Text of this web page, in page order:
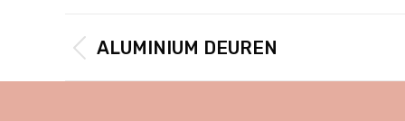
POST
NAVIGATION
PREVIOUS
Previous
post:
ALUMINIUM DEUREN